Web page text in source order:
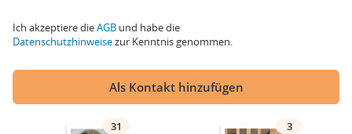
Ich akzeptiere dieAGB und habe die
Datenschutzhinweisezur Kenntnis genommen.
Als Kontakt hinzufügen
31 3